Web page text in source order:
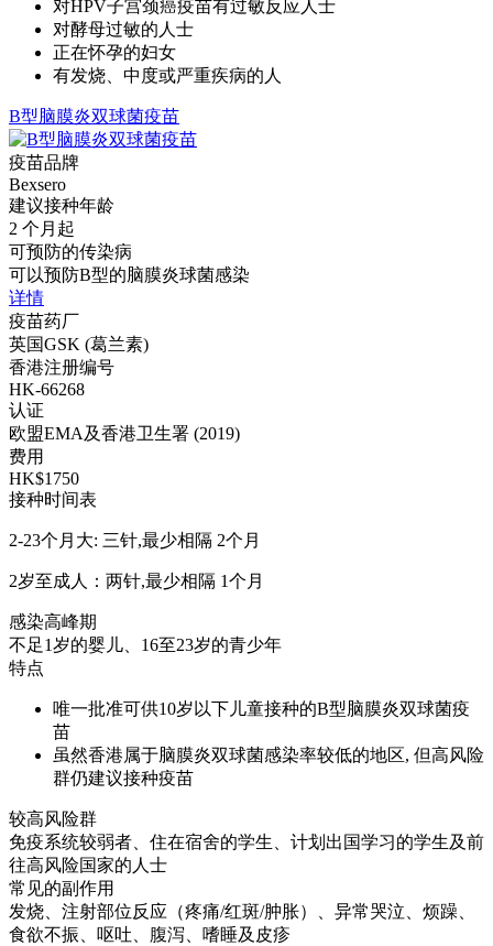
对HPV子宫颈癌疫苗有过敏反应人士
对酵母过敏的人士
正在怀孕的妇女
有发烧、中度或严重疾病的人
B型脑膜炎双球菌疫苗
疫苗品牌
Bexsero
建议接种年龄
2 个月起
可预防的传染病
可以预防B型的脑膜炎球菌感染
详情
疫苗药厂
英国GSK (葛兰素)
香港注册编号
HK-66268
认证
欧盟EMA及香港卫生署 (2019)
费用
HK$1750
接种时间表
2-23个月大: 三针,最少相隔 2个月
2岁至成人：两针,最少相隔 1个月
感染高峰期
不足1岁的婴儿、16至23岁的青少年
特点
唯一批准可供10岁以下儿童接种的B型脑膜炎双球菌疫
苗
虽然香港属于脑膜炎双球菌感染率较低的地区, 但高风险
群仍建议接种疫苗
较高风险群
免疫系统较弱者、住在宿舍的学生、计划出国学习的学生及前
往高风险国家的人士
常见的副作用
发烧、注射部位反应（疼痛/红斑/肿胀）、异常哭泣、烦躁、
食欲不振、呕吐、腹泻、嗜睡及皮疹